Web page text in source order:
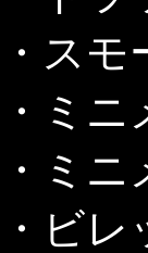
・ス
・ミ
・ミ
・ビ